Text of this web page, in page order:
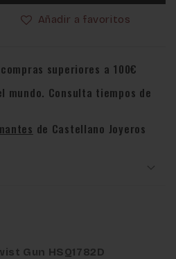
Añadir a favoritos
superiores a 100€
mundo. Consulta tiempos de
de Castellano Joyeros
Gun HSQ1782D